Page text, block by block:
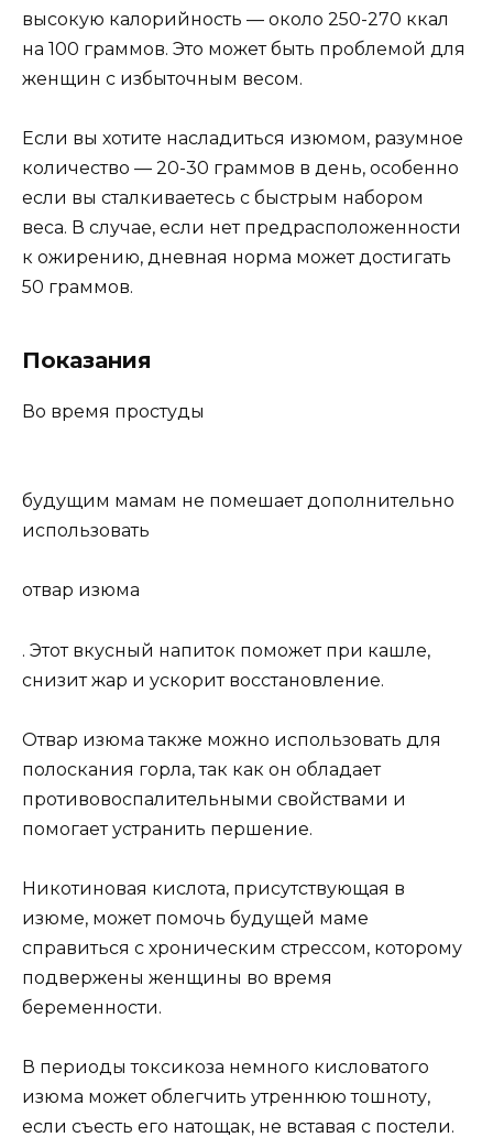
высокую калорийность — около 250-270 ккал
на 100 граммов. Это может быть проблемой для
женщин с избыточным весом.
Если вы хотите насладиться изюмом, разумное
количество — 20-30 граммов в день, особенно
если вы сталкиваетесь с быстрым набором
веса. В случае, если нет предрасположенности
к ожирению, дневная норма может достигать
50 граммов.
Показания
Во время простуды
будущим мамам не помешает дополнительно
использовать
отвар изюма
. Этот вкусный напиток поможет при кашле,
снизит жар и ускорит восстановление.
Отвар изюма также можно использовать для
полоскания горла, так как он обладает
противовоспалительными свойствами и
помогает устранить першение.
Никотиновая кислота, присутствующая в
изюме, может помочь будущей маме
справиться с хроническим стрессом, которому
подвержены женщины во время
беременности.
В периоды токсикоза немного кисловатого
изюма может облегчить утреннюю тошноту,
если съесть его натощак, не вставая с постели.